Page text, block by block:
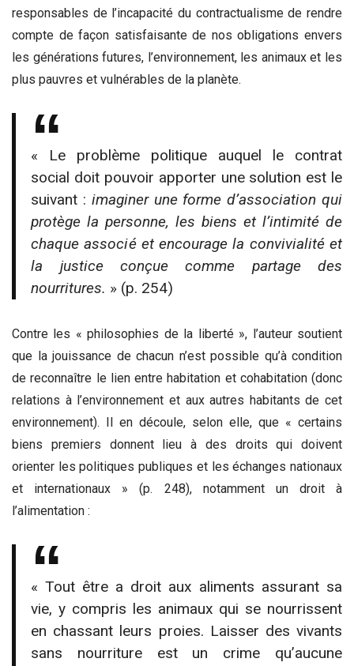
responsables de l’incapacité du contractualisme de rendre
compte de façon satisfaisante de nos obligations envers
les générations futures, l’environnement, les animaux et les
plus pauvres et vulnérables de la planète.
« Le problème politique auquel le contrat
social doit pouvoir apporter une solution est le
suivant : imaginer une forme d’association qui
protège la personne, les biens et l’intimitéde
chaque associé et encourage la convivialitéet
la justice conçue comme partage des
nourritures. » (p. 254)
Contre les « philosophies de la liberté », l’auteur soutient
que la jouissance de chacun n’est possible qu’à condition
de reconnaître le lien entre habitation et cohabitation (donc
relations à l’environnement et aux autres habitants de cet
environnement). Il en découle, selon elle, que « certains
biens premiers donnent lieu à des droits qui doivent
orienter les politiques publiques et les échanges nationaux
et internationaux » (p. 248), notamment un droit à
l’alimentation :
« Tout être a droit aux aliments assurant sa
vie, y compris les animaux qui se nourrissent
en chassant leurs proies. Laisser des vivants
sans nourriture est un crime qu’aucune